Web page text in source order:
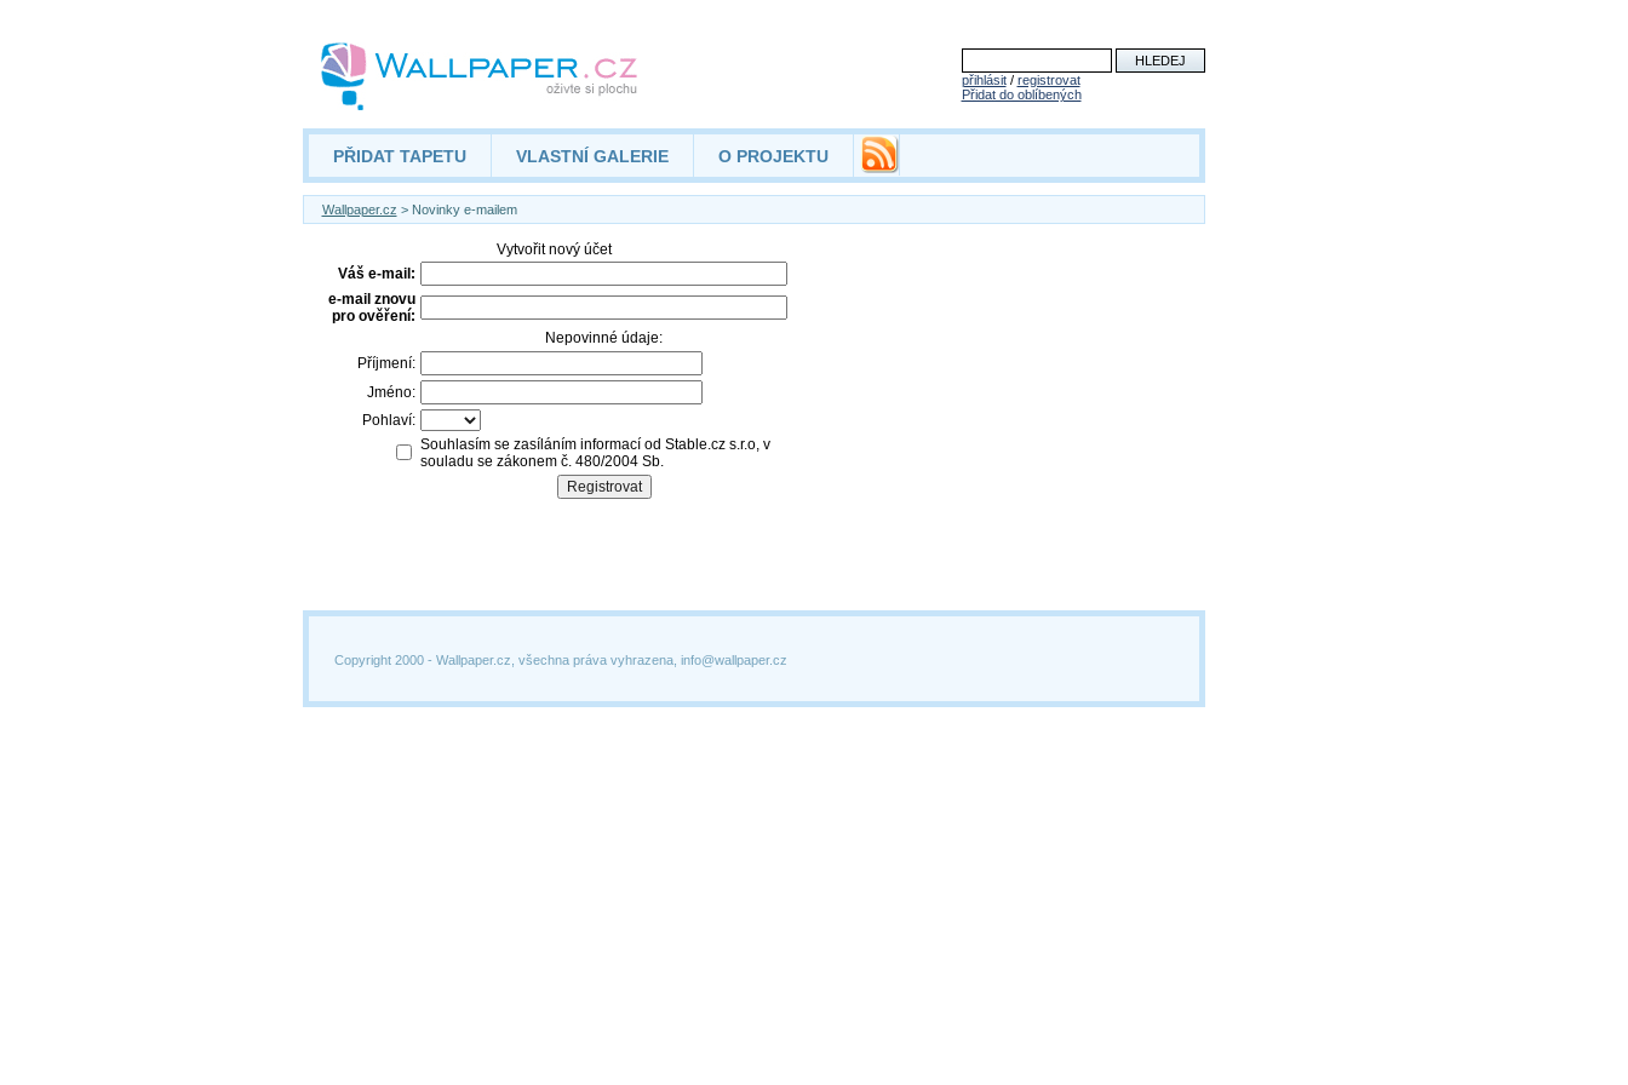
přihlásit/ registrovat
Přidat do oblíbených
PŘIDAT TAPETU VLASTNÍ GALERIE O PROJEKTU
Wallpaper.cz > Novinky e-mailem
Copyright 2000 - Wallpaper.cz, všechna práva vyhrazena, info@wallpaper.cz